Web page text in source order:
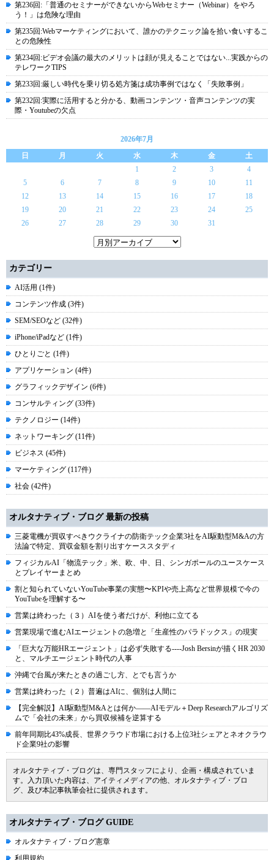
第236回:「普通のセミナーができないからWebセミナー（Webinar）をやろ
う！」は危険な理由
第235回:Webマーケティングにおいて、誰かのテクニック論を拾い食いするこ
との危険性
第234回:ビデオ会議の最大のメリットは顔が見えることではない...実践からの
テレワークTIPS
第233回:厳しい時代を乗り切る処方箋は成功事例ではなく「失敗事例」
第232回:実際に活用すると分かる、動画コンテンツ・音声コンテンツの実
際・Youtubeの欠点
2026年7月
日
月 火 水 木 金
土
1
2 3
4
5
6 7 8 9 10
11
12
13 14 15 16 17
18
19
20 21 22 23 24
25
26
27 28 29 30 31
カテゴリー
AI活用 (1件)
コンテンツ作成 (3件)
SEM/SEOなど (32件)
iPhone/iPadなど (1件)
ひとりごと (1件)
アプリケーション (4件)
グラフィックデザイン (6件)
コンサルティング (33件)
テクノロジー (14件)
ネットワーキング (11件)
ビジネス (45件)
マーケティング (117件)
社会 (42件)
オルタナティブ・ブログ 最新の投稿
三菱電機が買収すべきウクライナの防衛テック企業3社をAI駆動型M&Aの方
法論で特定、買収金額を割り出すケーススタディ
フィジカルAI「物流テック」米、欧、中、日、シンガポールのユースケース
とプレイヤーまとめ
割と知られていないYouTube事業の実態〜KPIや売上高など世界規模で今の
YouTubeを理解する〜
営業は終わった（３）AIを使う者だけが、利他に立てる
営業現場で進むAIエージェントの急増と「生産性のパラドックス」の現実
「巨大な万能HRエージェント」は必ず失敗する----Josh Bersinが描くHR 2030
と、マルチエージェント時代の人事
沖縄で台風が来たときの過ごし方、とでも言うか
営業は終わった（２）普遍はAIに、個別は人間に
【完全解説】AI駆動型M&Aとは何か――AIモデル＋Deep Researchアルゴリズ
ムで「会社の未来」から買収候補を逆算する
前年同期比43%成長、世界クラウド市場における上位3社シェアとネオクラウ
ド企業9社の影響
オルタナティブ・ブログは、専門スタッフにより、企画・構成されていま
す。入力頂いた内容は、アイティメディアの他、オルタナティブ・ブロ
グ、及び本記事執筆会社に提供されます。
オルタナティブ・ブログ GUIDE
オルタナティブ・ブログ憲章
利用規約